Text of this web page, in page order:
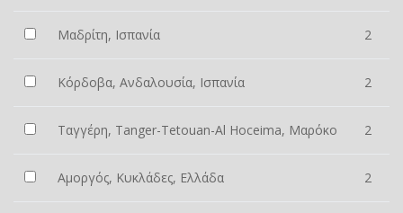
Μαδρίτη, Ισπανία 2
Κόρδοβα, Ανδαλουσία, Ισπανία 2
Ταγγέρη, Tanger-Tetouan-Al Hoceima, Μαρόκο 2
Αμοργός, Κυκλάδες, Ελλάδα 2